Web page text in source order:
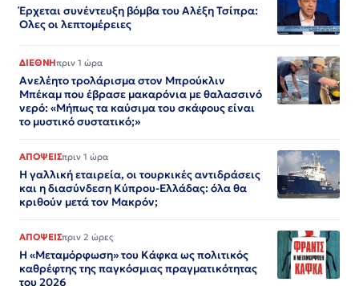
Έρχεται συνέντευξη βόμβα του Αλέξη Τσίπρα:
Ολες οι λεπτομέρειες
ΔΙΕΘΝΗπριν 1 ώρα
Ανελέητο τρολάρισμα στον Μπρούκλιν
Μπέκαμ που έβρασε μακαρόνια με θαλασσινό
νερό: «Μήπως τα καύσιμα του σκάφους είναι
το μυστικό συστατικό;»
ΑΠΟΨΕΙΣπριν 1 ώρα
Η γαλλική εταιρεία, οι τουρκικές αντιδράσεις
και η διασύνδεση Κύπρου-Ελλάδας: όλα θα
κριθούν μετά τον Μακρόν;
ΑΠΟΨΕΙΣπριν 2 ώρες
Η «Μεταμόρφωση» του Κάφκα ως πολιτικός
καθρέφτης της παγκόσμιας πραγματικότητας
του 2026